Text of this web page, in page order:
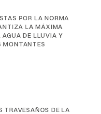
POR LA NORMA
LA MÁXIMA
AGUA DE LLUVIA Y
MONTANTES
TRAVESAÑOS DE LA